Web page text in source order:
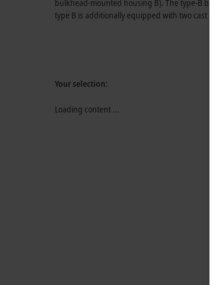
bulkhead-mounted housing B). The type-B
type B is additionally equipped with two cast
Your selection:
Loading content ...